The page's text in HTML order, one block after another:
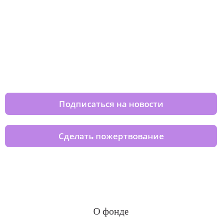
Подписаться на новости
Сделать пожертвование
О фонде